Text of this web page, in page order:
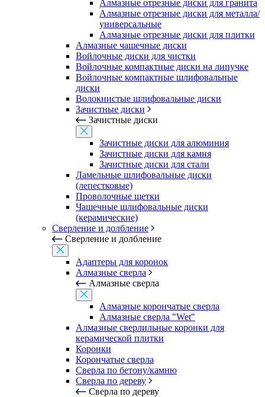
Алмазные отрезные диски для гранита
Алмазные отрезные диски для металла/
универсальные
Алмазные отрезные диски для плитки
Алмазные чашечные диски
Войлочные диски для чистки
Войлочные компактные диски на липучке
Войлочные компактные шлифовальные
диски
Волокнистые шлифовальные диски
Зачистные диски
Зачистные диски
Зачистные диски для алюминия
Зачистные диски для камня
Зачистные диски для стали
Ламельные шлифовальные диски
(лепестковые)
Проволочные щетки
Чашечные шлифовальные диски
(керамические)
Сверление и долбление
Сверление и долбление
Адаптеры для коронок
Алмазные сверла
Алмазные сверла
Алмазные корончатые сверла
Алмазные сверла "Wet"
Алмазные сверлильные коронки для
керамической плитки
Коронки
Корончатые сверла
Сверла по бетону/камню
Сверла по дереву
Сверла по дереву